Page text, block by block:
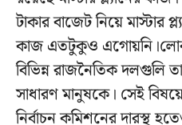
টাকার বাজেট নিয়ে মাস্টার
কাজ এতটুকুও
বিভিন্ন রাজনৈতিক দলগুলি
সাধারণ মানুষকে। সেই
নির্বাচন কমিশনের দারস্থ